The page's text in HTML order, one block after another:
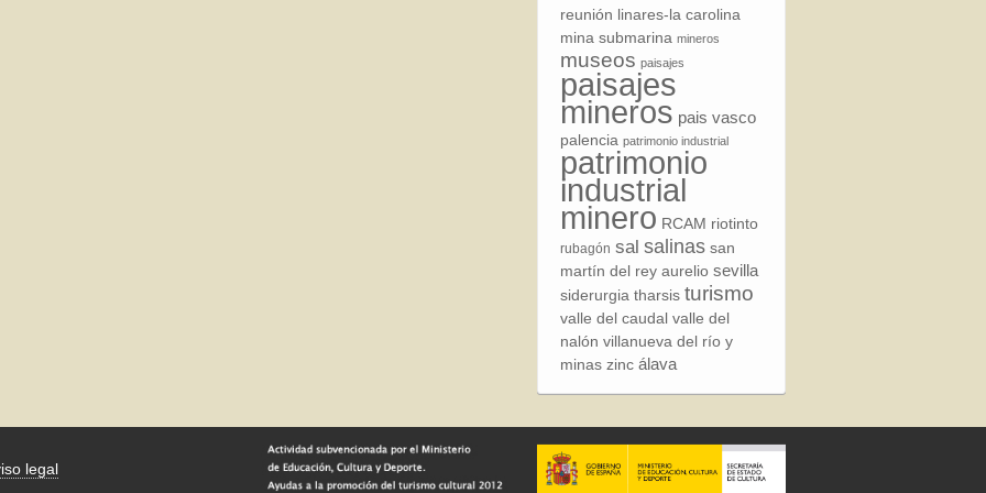
reunión linares-la carolina
mina submarina mineros
museos paisajes
paisajes
mineros pais vasco
palencia patrimonio industrial
patrimonio
industrial
minero RCAM riotinto
rubagón sal salinas san
martín del rey aurelio sevilla
siderurgia tharsis turismo
valle del caudal valle del
nalón villanueva del río y
minas zinc álava
legal